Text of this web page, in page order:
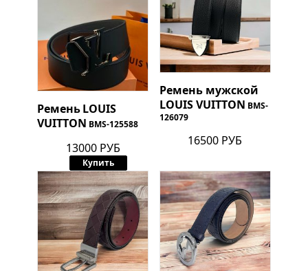
РеменьLOUIS
VUITTON BMS-125588
13000 РУБ
Купить
Ремень мужской
LOUIS VUITTON BMS-
126079
16500 РУБ